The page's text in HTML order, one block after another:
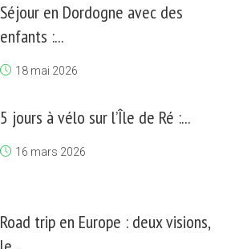
Séjour en Dordogne avec des
enfants :...
18 mai 2026
5 jours à vélo sur l’Île de Ré :...
16 mars 2026
Road trip en Europe : deux visions,